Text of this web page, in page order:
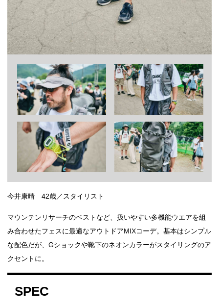
今井康晴 42歳／スタイリスト
マウンテンリサーチのベストなど、扱いやすい多機能ウエアを組
み合わせたフェスに最適なアウトドアMIXコーデ。基本はシンプル
な配色だが、Gショックや靴下のネオンカラーがスタイリングのア
クセントに。
SPEC